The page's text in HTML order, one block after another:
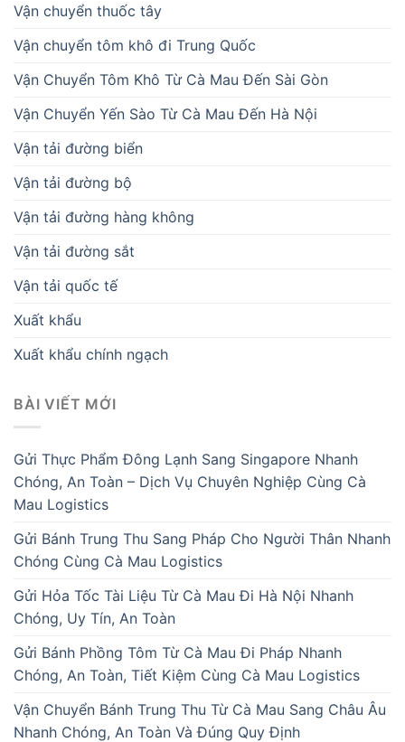
Vận chuyển thuốc tây
Vận chuyển tôm khô đi Trung Quốc
Vận Chuyển Tôm Khô Từ Cà Mau Đến Sài Gòn
Vận Chuyển Yến Sào Từ Cà Mau Đến Hà Nội
Vận tải đường biển
Vận tải đường bộ
Vận tải đường hàng không
Vận tải đường sắt
Vận tải quốc tế
Xuất khẩu
Xuất khẩu chính ngạch
BÀI VIẾT MỚI
Gửi Thực Phẩm Đông Lạnh Sang Singapore Nhanh
Chóng, An Toàn – Dịch Vụ Chuyên Nghiệp Cùng Cà
Mau Logistics
Gửi Bánh Trung Thu Sang Pháp Cho Người Thân Nhanh
Chóng Cùng Cà Mau Logistics
Gửi Hỏa Tốc Tài Liệu Từ Cà Mau Đi Hà Nội Nhanh
Chóng, Uy Tín, An Toàn
Gửi Bánh Phồng Tôm Từ Cà Mau Đi Pháp Nhanh
Chóng, An Toàn, Tiết Kiệm Cùng Cà Mau Logistics
Vận Chuyển Bánh Trung Thu Từ Cà Mau Sang Châu Âu
Nhanh Chóng, An Toàn Và Đúng Quy Định